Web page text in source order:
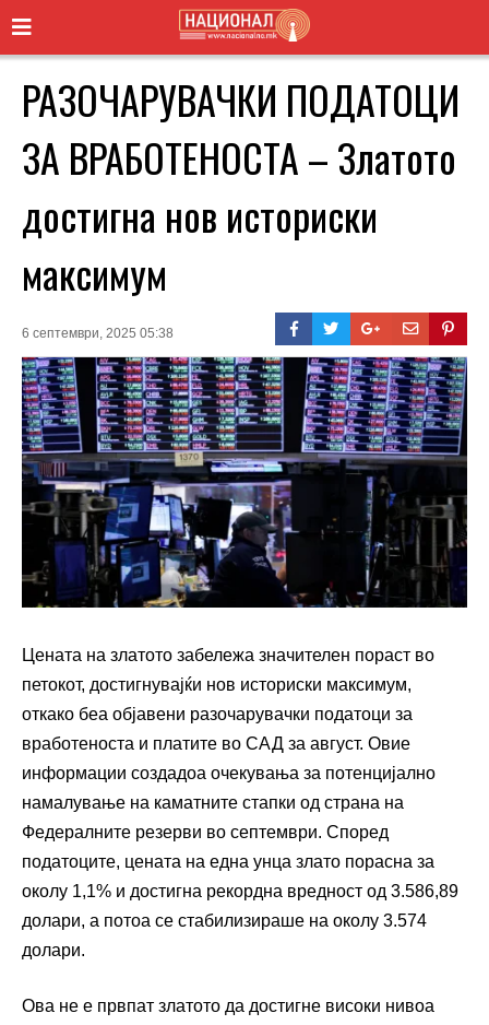
РАЗОЧАРУВАЧКИ ПОДАТОЦИ
ЗА ВРАБОТЕНОСТА – Златото
достигна нов историски
максимум
6 септември, 2025 05:38
Цената на златото забележа значителен пораст во
петокот, достигнувајќи нов историски максимум,
откако беа објавени разочарувачки податоци за
вработеноста и платите во САД за август. Овие
информации создадоа очекувања за потенцијално
намалување на каматните стапки од страна на
Федералните резерви во септември. Според
податоците, цената на една унца злато порасна за
околу 1,1% и достигна рекордна вредност од 3.586,89
долари, а потоа се стабилизираше на околу 3.574
долари.
Ова не е првпат златото да достигне високи нивоа